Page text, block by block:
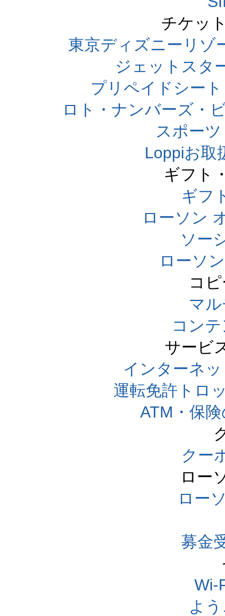
チケッ
東京ディズニーリゾ
ジェットスタ
プリペイドシー
ロト・ナンバーズ・
スポー
Loppiお取
ギフト
ギフ
ローソン
ソー
ローソ
コ
マ
コン
サービ
インターネ
運転免許トロ
ATM・保
クー
ロー
ロー
募金
Wi-
よ